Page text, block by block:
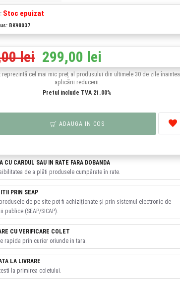
Stoc epuizat
BK98037
299,00 lei
lei
reprezintă cel mai mic preț al produsului din ultimele 30 de zile înaintea
aplicării reducerii.
Pretul include TVA 21.00%
ADAUGA IN COS
LA LIVRARE
la primirea coletului.
CU VERIFICARE COLET
rapida prin curier oriunde in tara.
CU CARDUL SAU IN RATE FARA DOBANDA
de a plăti produsele cumpărate în rate.
PRIN SEAP
de pe site pot fi achiziționate și prin sistemul electronic de
publice (SEAP/SICAP).